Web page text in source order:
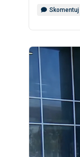
Skomentuj